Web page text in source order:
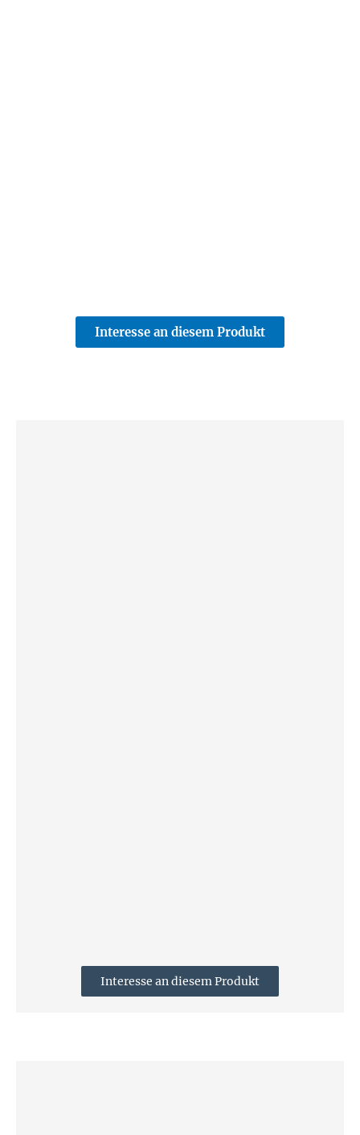
Interesse an diesem Produkt
Interesse an diesem Produkt